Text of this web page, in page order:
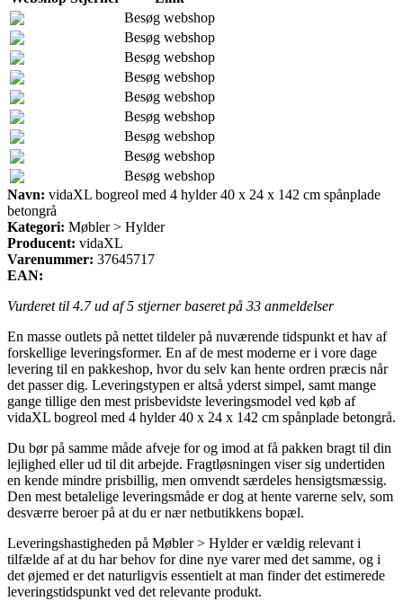
Besøg webshop
Besøg webshop
Besøg webshop
Besøg webshop
Besøg webshop
Besøg webshop
Besøg webshop
Besøg webshop
Besøg webshop
Navn: vidaXL bogreol med 4 hylder 40 x 24 x 142 cm spånplade
betongrå
Kategori: Møbler > Hylder
Producent: vidaXL
Varenummer: 37645717
EAN:
Vurderet til 4.7ud af 5 stjerner baseret på 33 anmeldelser
En masse outlets på nettet tildeler på nuværende tidspunkt et hav af
forskellige leveringsformer. En af de mest moderne er i vore dage
levering til en pakkeshop, hvor du selv kan hente ordren præcis når
det passer dig. Leveringstypen er altså yderst simpel, samt mange
gange tillige den mest prisbevidste leveringsmodel ved køb af
vidaXL bogreol med 4 hylder 40 x 24 x 142 cm spånplade betongrå.
Du bør på samme måde afveje for og imod at få pakken bragt til din
lejlighed eller ud til dit arbejde. Fragtløsningen viser sig undertiden
en kende mindre prisbillig, men omvendt særdeles hensigtsmæssig.
Den mest betalelige leveringsmåde er dog at hente varerne selv, som
desværre beroer på at du er nær netbutikkens bopæl.
Leveringshastigheden på Møbler > Hylder er vældig relevant i
tilfælde af at du har behov for dine nye varer med det samme, og i
det øjemed er det naturligvis essentielt at man finder det estimerede
leveringstidspunkt ved det relevante produkt.